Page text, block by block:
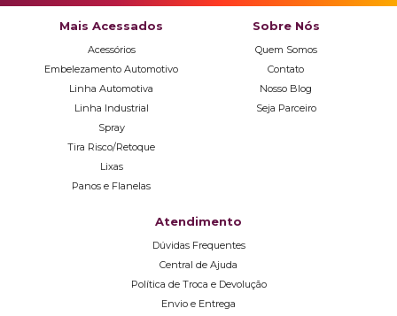
Mais Acessados
Acessórios
Embelezamento Automotivo
Linha Automotiva
Linha Industrial
Spray
Tira Risco/Retoque
Lixas
Panos e Flanelas
Sobre Nós
Quem Somos
Contato
Nosso Blog
Seja Parceiro
Atendimento
Dúvidas Frequentes
Central de Ajuda
Política de Troca e Devolução
Envio e Entrega